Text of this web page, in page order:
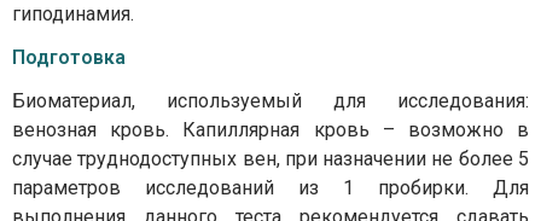
гиподинамия.
Подготовка
Биоматериал, используемый для исследования:
венозная кровь. Капиллярная кровь – возможно в
случае труднодоступных вен, при назначении не более 5
параметров исследований из 1 пробирки. Для
выполнения данного теста рекомендуется сдавать